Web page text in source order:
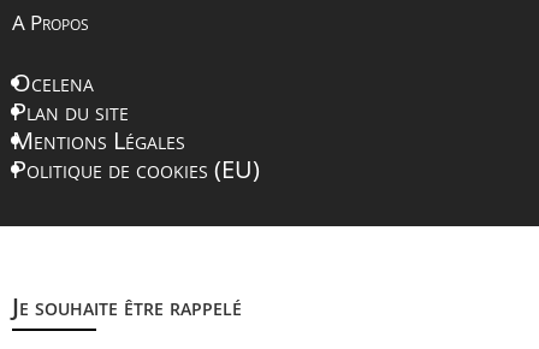
A Propos
Ocelena
Plan du site
Mentions Légales
Politique de cookies (EU)
Je souhaite être rappelé